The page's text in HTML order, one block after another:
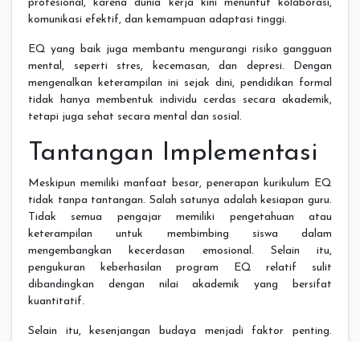
profesional, karena dunia kerja kini menuntut kolaborasi,
komunikasi efektif, dan kemampuan adaptasi tinggi.
EQ yang baik juga membantu mengurangi risiko gangguan
mental, seperti stres, kecemasan, dan depresi. Dengan
mengenalkan keterampilan ini sejak dini, pendidikan formal
tidak hanya membentuk individu cerdas secara akademik,
tetapi juga sehat secara mental dan sosial.
Tantangan Implementasi
Meskipun memiliki manfaat besar, penerapan kurikulum EQ
tidak tanpa tantangan. Salah satunya adalah kesiapan guru.
Tidak semua pengajar memiliki pengetahuan atau
keterampilan untuk membimbing siswa dalam
mengembangkan kecerdasan emosional. Selain itu,
pengukuran keberhasilan program EQ relatif sulit
dibandingkan dengan nilai akademik yang bersifat
kuantitatif.
Selain itu, kesenjangan budaya menjadi faktor penting.